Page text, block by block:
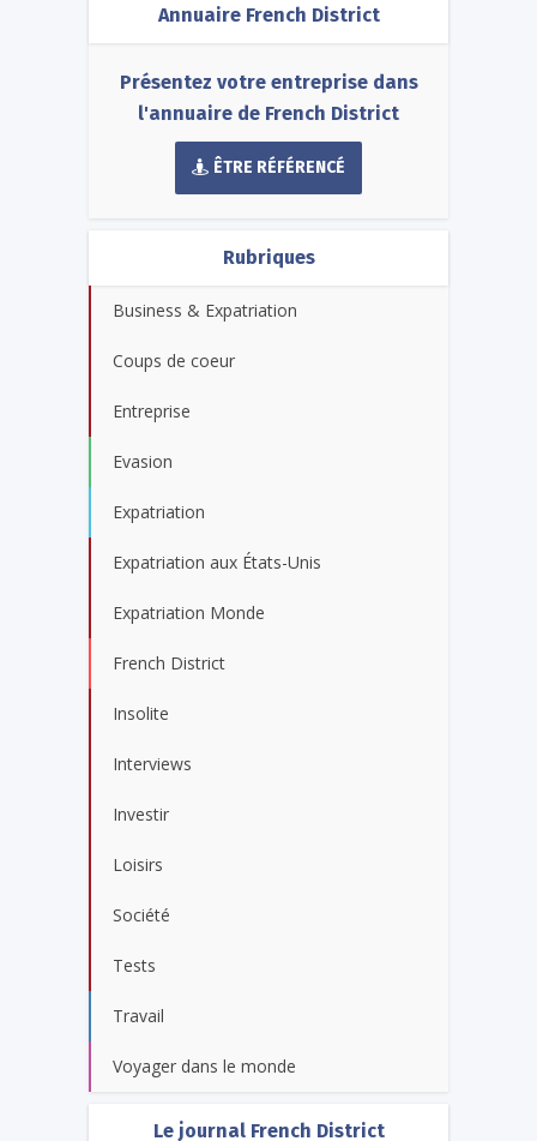
Annuaire French District
Présentez votre entreprise dans
l'annuaire de French District
ÊTRE RÉFÉRENCÉ
Rubriques
Business & Expatriation
Coups de coeur
Entreprise
Evasion
Expatriation
Expatriation aux États-Unis
Expatriation Monde
French District
Insolite
Interviews
Investir
Loisirs
Société
Tests
Travail
Voyager dans le monde
Le journal French District